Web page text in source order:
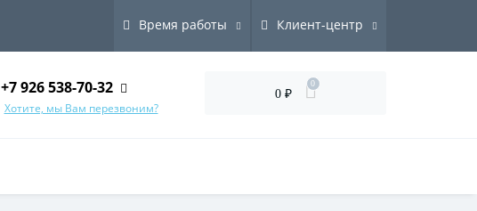
Время работы Клиент-центр
+7 926 538-70-32
Хотите, мы Вам перезвоним?
0 ₽
0